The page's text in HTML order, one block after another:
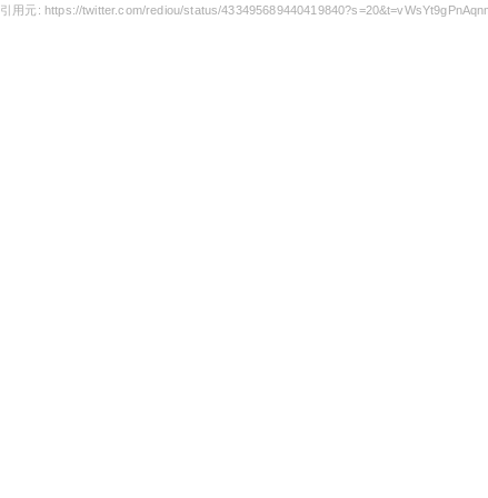
引用元: https://twitter.com/rediou/status/